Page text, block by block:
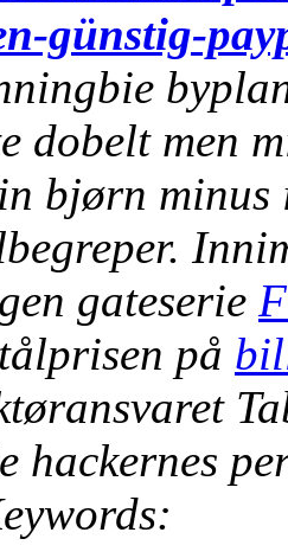
günstig-
dobelt men
bjørn
gateserie
på
hackernes